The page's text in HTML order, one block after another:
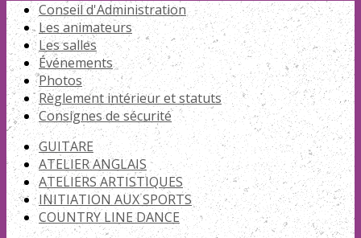
Conseil d'Administration
Les animateurs
Les salles
Événements
Photos
Règlement intérieur et statuts
Consignes de sécurité
GUITARE
ATELIER ANGLAIS
ATELIERS ARTISTIQUES
INITIATION AUX SPORTS
COUNTRY LINE DANCE